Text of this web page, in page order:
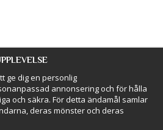
ge dig en personlig
annonsering och för hålla
och säkra. För detta ändamål samlar
deras mönster och deras